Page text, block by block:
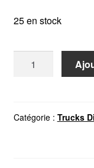
25 en stock
TOOL
Catégorie : Trucks